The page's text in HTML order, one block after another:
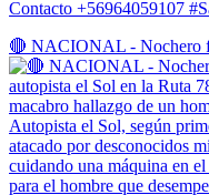
Contacto +56964059107
🔴 NACIONAL - Nochero